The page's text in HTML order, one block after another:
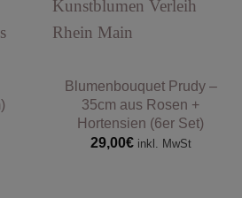
Blumenbouquet Prudy –
35cm aus Rosen +
Hortensien (6er Set)
29,00€ inkl. MwSt